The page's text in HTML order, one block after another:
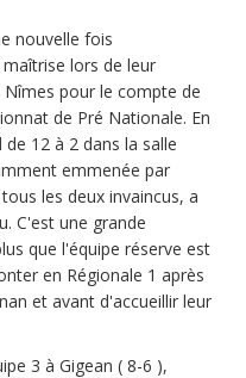
nouvelle fois
lors de leur
pour le compte de
de Pré Nationale. En
12 à 2 dans la salle
emmenée par
les deux invaincus, a
C'est une grande
que l'équipe réserve est
en Régionale 1 après
et avant d'accueillir leur
3 à Gigean ( 8-6 ),